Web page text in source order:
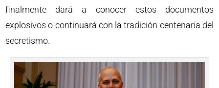
finalmente dará a conocer estos documentos
explosivos o continuará con la tradición centenaria del
secretismo.